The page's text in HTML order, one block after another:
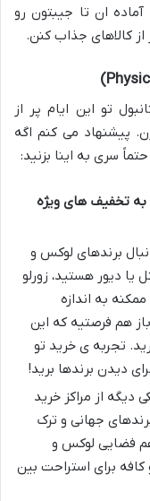
ان تا جیبتون رو
کالاهای جذاب کنن.
تو این ایام پر از
پیشنهاد می کنم اگه
سری به اینا بزنید:
به تخفیف های ویژه
برندهای لوکس و
دیور هستید، زورلو
به اندازه
هم فرصتیه که این
تجربه ی خرید تو
دیدن برندها برید!
دیگه از مراکز خرید
جهانی و ترک
فضایی لوکس و
برای استراحت بین